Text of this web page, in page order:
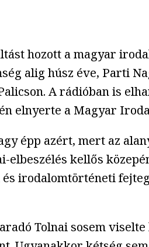
hozott a magyar
alig húsz éve, Parti
A rádióban is
elnyerte a Magyar
épp azért, mert az
elbeszélés kellős
irodalomtörténeti
Tolnai sosem viselte